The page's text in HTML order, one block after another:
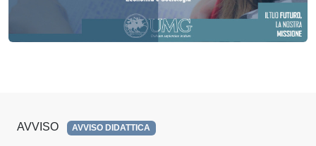
AVVISO AVVISO DIDATTICA